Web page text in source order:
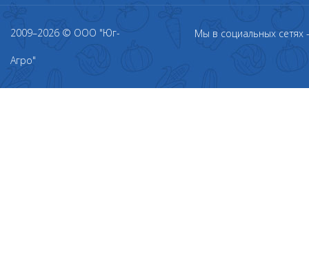
2009–2026 © ООО "Юг-
Агро"
Мы в социальных